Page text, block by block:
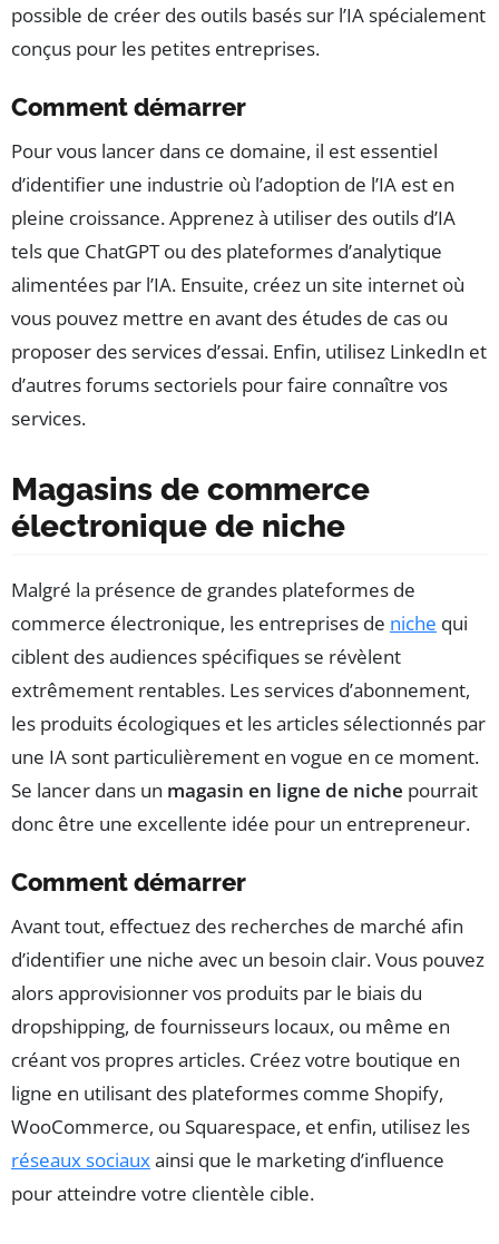
possible de créer des outils basés sur l’IA spécialement
conçus pour les petites entreprises.
Comment démarrer
Pour vous lancer dans ce domaine, il est essentiel
d’identifier une industrie où l’adoption de l’IA est en
pleine croissance. Apprenez à utiliser des outils d’IA
tels que ChatGPT ou des plateformes d’analytique
alimentées par l’IA. Ensuite, créez un site internet où
vous pouvez mettre en avant des études de cas ou
proposer des services d’essai. Enfin, utilisez LinkedIn et
d’autres forums sectoriels pour faire connaître vos
services.
Magasins de commerce
électronique de niche
Malgré la présence de grandes plateformes de
commerce électronique, les entreprises de niche qui
ciblent des audiences spécifiques se révèlent
extrêmement rentables. Les services d’abonnement,
les produits écologiques et les articles sélectionnés par
une IA sont particulièrement en vogue en ce moment.
Se lancer dans un magasin en ligne de niche pourrait
donc être une excellente idée pour un entrepreneur.
Comment démarrer
Avant tout, effectuez des recherches de marché afin
d’identifier une niche avec un besoin clair. Vous pouvez
alors approvisionner vos produits par le biais du
dropshipping, de fournisseurs locaux, ou même en
créant vos propres articles. Créez votre boutique en
ligne en utilisant des plateformes comme Shopify,
WooCommerce, ou Squarespace, et enfin, utilisez les
réseaux sociauxainsi que le marketing d’influence
pour atteindre votre clientèle cible.